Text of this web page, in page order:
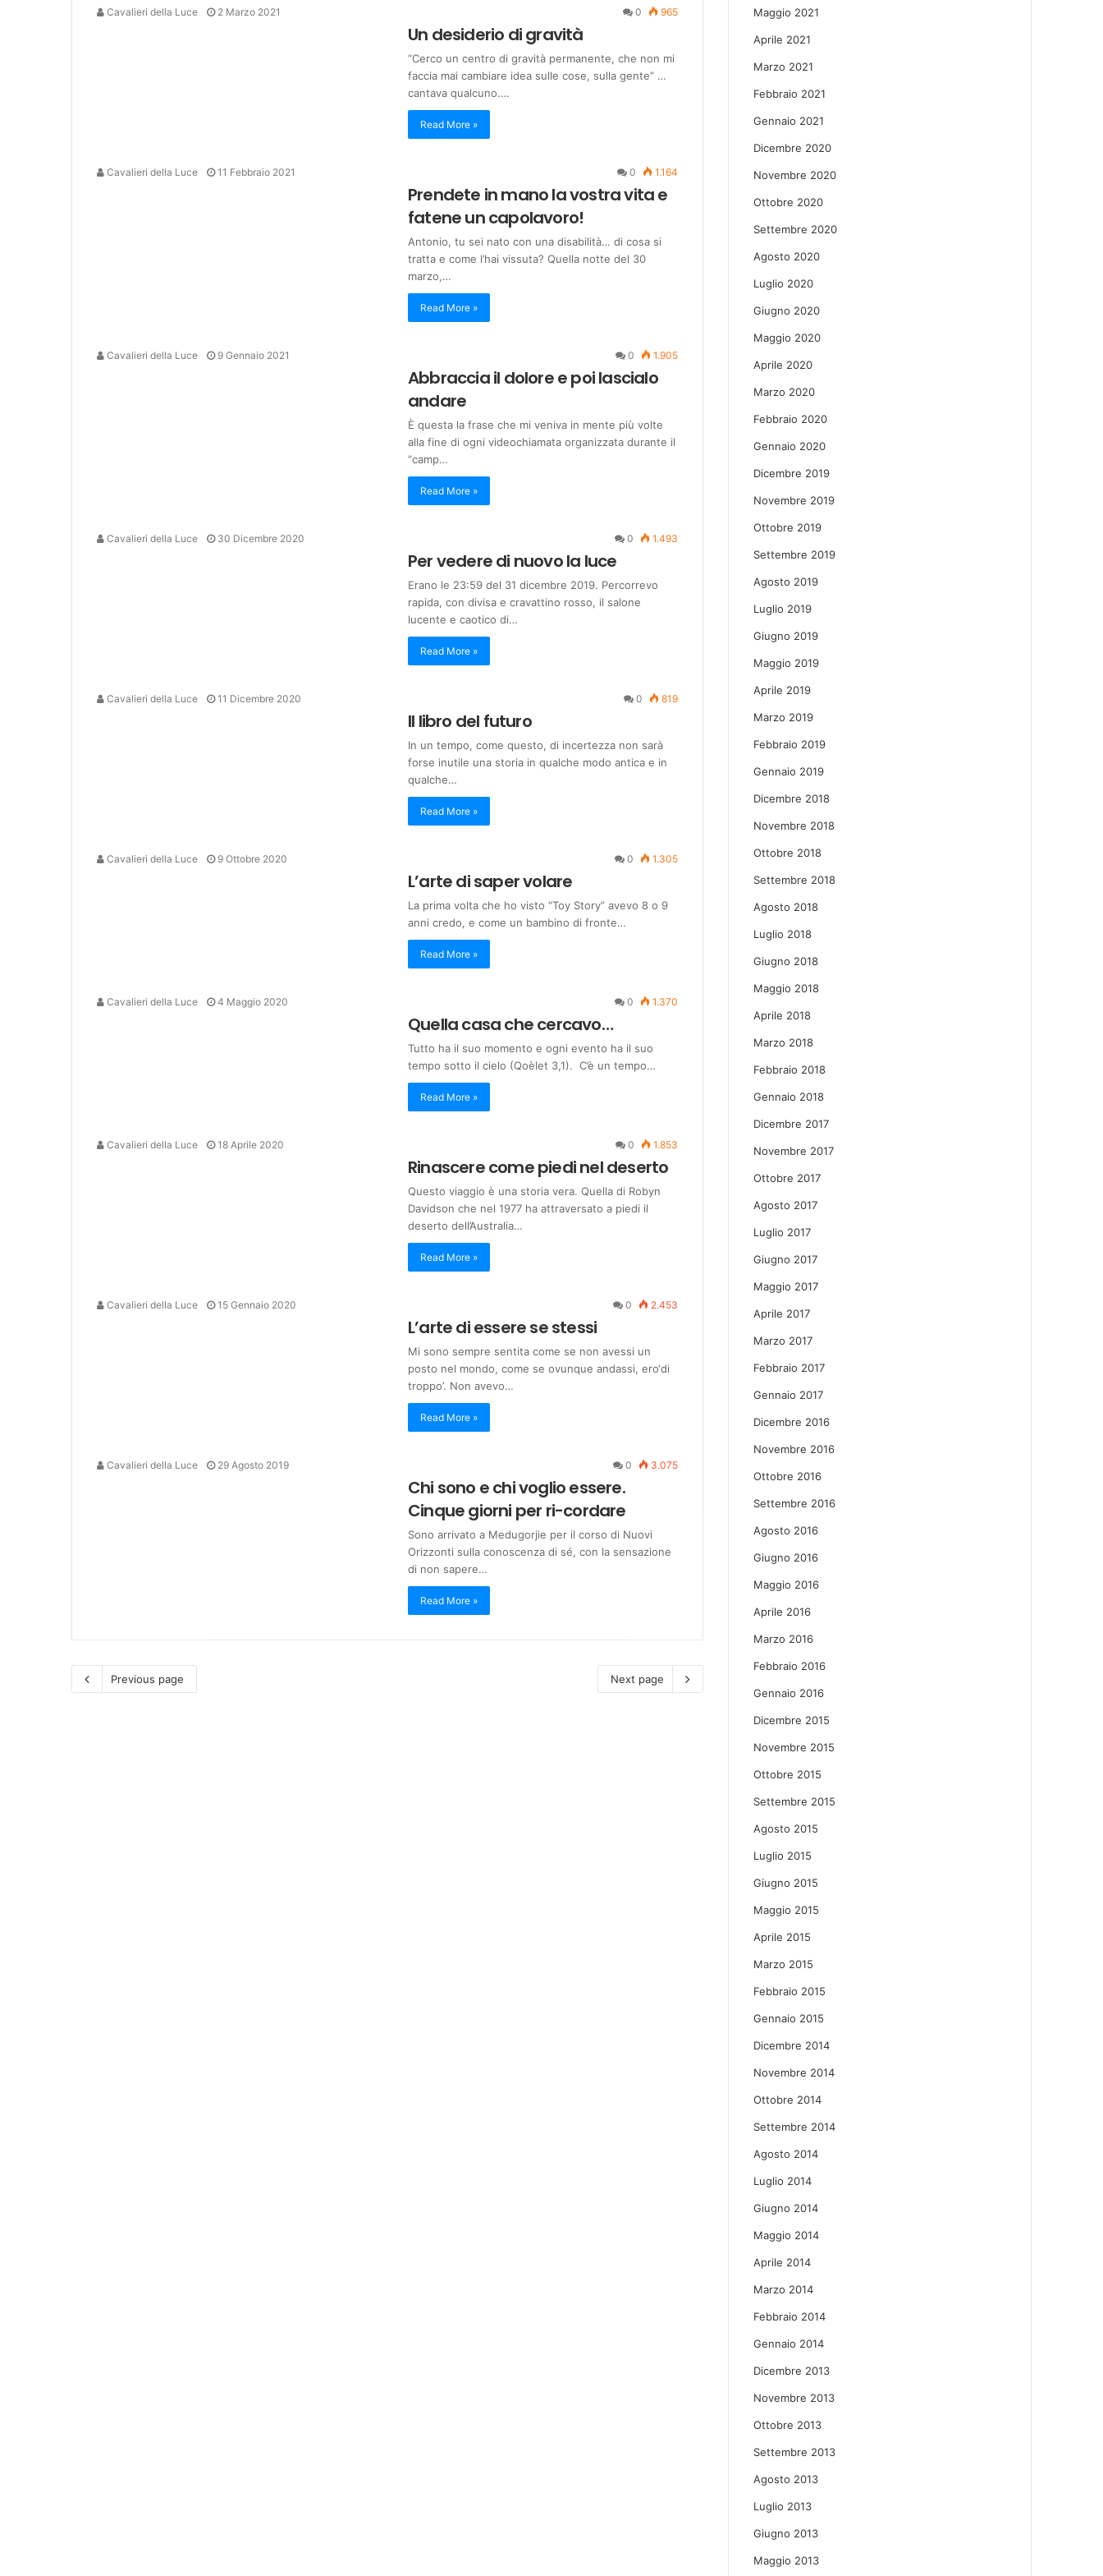
Cavalieri della Luce 2 Marzo 2021 0 965
Un desiderio di gravità
“Cerco un centro di gravità permanente, che non mi
faccia mai cambiare idea sulle cose, sulla gente” …
cantava qualcuno.…
Read More »
Cavalieri della Luce 11 Febbraio 2021 0 1.164
Prendete in mano la vostra vita e
fatene un capolavoro!
Antonio, tu sei nato con una disabilità… di cosa si
tratta e come l’hai vissuta? Quella notte del 30
marzo,…
Read More »
Cavalieri della Luce 9 Gennaio 2021 0 1.905
Abbraccia il dolore e poi lascialo
andare
È questa la frase che mi veniva in mente più volte
alla fine di ogni videochiamata organizzata durante il
“camp…
Read More »
Cavalieri della Luce 30 Dicembre 2020 0 1.493
Per vedere di nuovo la luce
Erano le 23:59 del 31 dicembre 2019. Percorrevo
rapida, con divisa e cravattino rosso, il salone
lucente e caotico di…
Read More »
Cavalieri della Luce 11 Dicembre 2020 0 819
Il libro del futuro
In un tempo, come questo, di incertezza non sarà
forse inutile una storia in qualche modo antica e in
qualche…
Read More »
Cavalieri della Luce 9 Ottobre 2020 0 1.305
L’arte di saper volare
La prima volta che ho visto “Toy Story” avevo 8 o 9
anni credo, e come un bambino di fronte…
Read More »
Cavalieri della Luce 4 Maggio 2020 0 1.370
Quella casa che cercavo…
Tutto ha il suo momento e ogni evento ha il suo
tempo sotto il cielo (Qoèlet 3,1). C’è un tempo…
Read More »
Cavalieri della Luce 18 Aprile 2020 0 1.853
Rinascere come piedi nel deserto
Questo viaggio è una storia vera. Quella di Robyn
Davidson che nel 1977 ha attraversato a piedi il
deserto dell’Australia…
Read More »
Cavalieri della Luce 15 Gennaio 2020 0 2.453
L’arte di essere se stessi
Mi sono sempre sentita come se non avessi un
posto nel mondo, come se ovunque andassi, ero‘di
troppo’. Non avevo…
Read More »
Cavalieri della Luce 29 Agosto 2019 0 3.075
Chi sono e chi voglio essere.
Cinque giorni per ri-cordare
Sono arrivato a Medugorjie per il corso di Nuovi
Orizzonti sulla conoscenza di sé, con la sensazione
di non sapere…
Read More »
Previous page Next page
Maggio 2021
Aprile 2021
Marzo 2021
Febbraio 2021
Gennaio 2021
Dicembre 2020
Novembre 2020
Ottobre 2020
Settembre 2020
Agosto 2020
Luglio 2020
Giugno 2020
Maggio 2020
Aprile 2020
Marzo 2020
Febbraio 2020
Gennaio 2020
Dicembre 2019
Novembre 2019
Ottobre 2019
Settembre 2019
Agosto 2019
Luglio 2019
Giugno 2019
Maggio 2019
Aprile 2019
Marzo 2019
Febbraio 2019
Gennaio 2019
Dicembre 2018
Novembre 2018
Ottobre 2018
Settembre 2018
Agosto 2018
Luglio 2018
Giugno 2018
Maggio 2018
Aprile 2018
Marzo 2018
Febbraio 2018
Gennaio 2018
Dicembre 2017
Novembre 2017
Ottobre 2017
Agosto 2017
Luglio 2017
Giugno 2017
Maggio 2017
Aprile 2017
Marzo 2017
Febbraio 2017
Gennaio 2017
Dicembre 2016
Novembre 2016
Ottobre 2016
Settembre 2016
Agosto 2016
Giugno 2016
Maggio 2016
Aprile 2016
Marzo 2016
Febbraio 2016
Gennaio 2016
Dicembre 2015
Novembre 2015
Ottobre 2015
Settembre 2015
Agosto 2015
Luglio 2015
Giugno 2015
Maggio 2015
Aprile 2015
Marzo 2015
Febbraio 2015
Gennaio 2015
Dicembre 2014
Novembre 2014
Ottobre 2014
Settembre 2014
Agosto 2014
Luglio 2014
Giugno 2014
Maggio 2014
Aprile 2014
Marzo 2014
Febbraio 2014
Gennaio 2014
Dicembre 2013
Novembre 2013
Ottobre 2013
Settembre 2013
Agosto 2013
Luglio 2013
Giugno 2013
Maggio 2013